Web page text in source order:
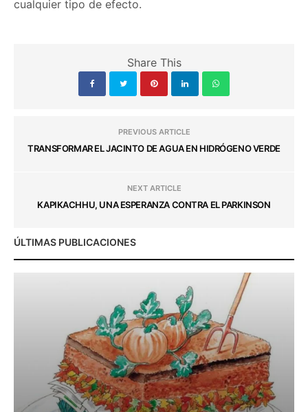
cualquier tipo de efecto.
Share This
PREVIOUS ARTICLE
TRANSFORMAR EL JACINTO DE AGUA EN HIDRÓGENO VERDE
NEXT ARTICLE
KAPIKACHHU, UNA ESPERANZA CONTRA EL PARKINSON
ÚLTIMAS PUBLICACIONES